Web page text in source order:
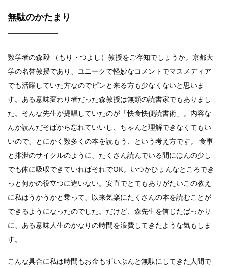
無駄のかたまり
数学者の森毅 （もり・つよし）教授をご存知でしょうか。京都大
学の名誉教授であり、ユニークで軽妙なコメントでマスメディア
でも活躍していた方なのでピンと来る方も少なくないと思いま
す。ある意味変わり者だった森教授は無類の読書家でもありまし
た。そんな先生が提唱していたのが「快食快便読書術」。内容な
んか読んだそばから忘れていいし、ちゃんと理解できなくてもい
いので、とにかく数多くの本を読もう、という考え方です。 食事
と排泄のサイクルのように、たくさん読んでいる間にほんの少し
でも体に吸収できていればそれでOK。いつかひょんなところでき
っと何かの役立つに違いない。安直でとてもありがたいこの教え
に私はうかうかと乗って、以来気楽にたくさんの本を読むことが
できるようになったのでした。だけど、森先生を信じたばっかり
に、ある意味人生のかなりの時間を浪費してきたような気もしま
す。
こんな具合に私は時間もお金もずいぶんと無駄にしてきた人間で